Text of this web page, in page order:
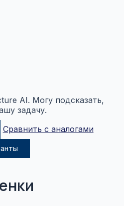
AI. Могу подсказать,
задачу.
Сравнить с аналогами